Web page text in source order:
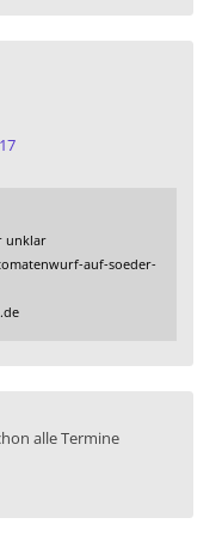
unklar
auf-soeder-
alle Termine